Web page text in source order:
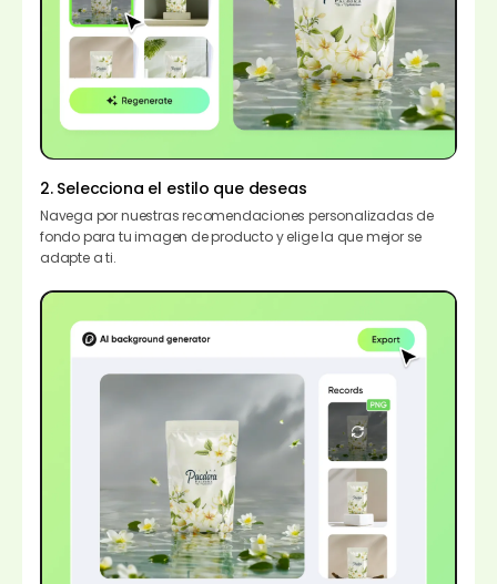
2. Selecciona el estilo que deseas
Navega por nuestras recomendaciones personalizadas de
fondo para tu imagen de producto y elige la que mejor se
adapte a ti.